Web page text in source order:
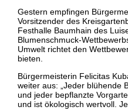
Gestern empfingen
Vorsitzender des
Festhalle Baumhain des
Blumenschmuck-
Umwelt richtet den
bieten.
Bürgermeisterin Felicitas
weiter aus: „Jeder blühende
und jeder bepflanzte
und ist ökologisch wertvoll.